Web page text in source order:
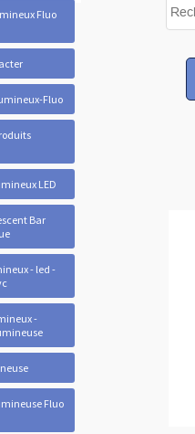
Fluo
Fluo
LED
Bar
- led -
-
Fluo